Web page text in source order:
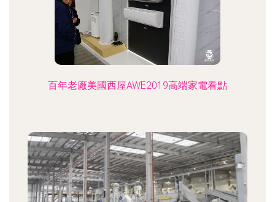
百年老廠美國西屋AWE2019高端家電看點